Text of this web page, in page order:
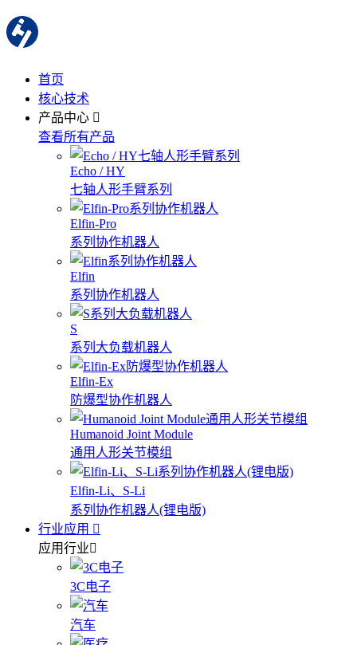
首页
核心技术
产品中心
查看所有产品
Echo / HY
七轴人形手臂系列
Elfin-Pro
系列协作机器人
Elfin
系列协作机器人
S
系列大负载机器人
Elfin-Ex
防爆型协作机器人
Humanoid Joint Module
通用人形关节模组
Elfin-Li、S-Li
系列协作机器人(锂电版)
行业应用
应用行业
3C电子
汽车